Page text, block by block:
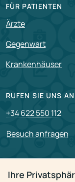
Ihre
FÜR PATIENTEN
Ärzte
Gegenwart
Krankenhäuser
RUFEN SIE UNS AN
+34 622 550 112
Besuch anfragen